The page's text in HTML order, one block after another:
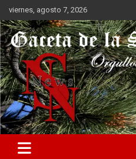
Saltar
al
contenido
viernes, agosto 7, 2026
Gaceta de la
Orgullosamente Serranos